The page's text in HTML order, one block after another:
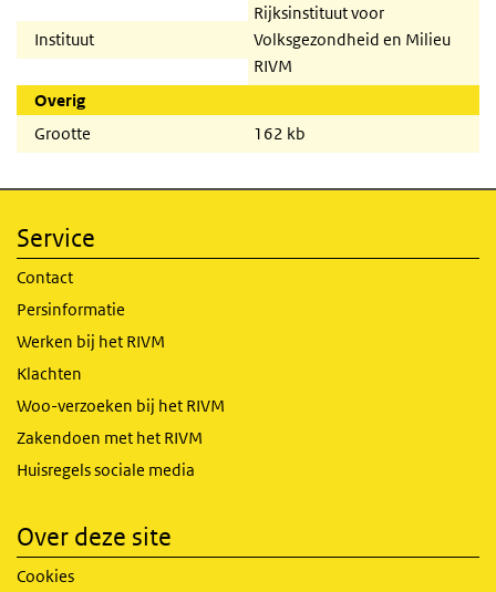
Instituut
Rijksinstituut voor
Volksgezondheid en Milieu
RIVM
Overig
Grootte
162 kb
Service
Contact
Persinformatie
Werken bij het RIVM
Klachten
Woo-verzoeken bij het RIVM
Zakendoen met het RIVM
Huisregels sociale media
Over deze site
Cookies